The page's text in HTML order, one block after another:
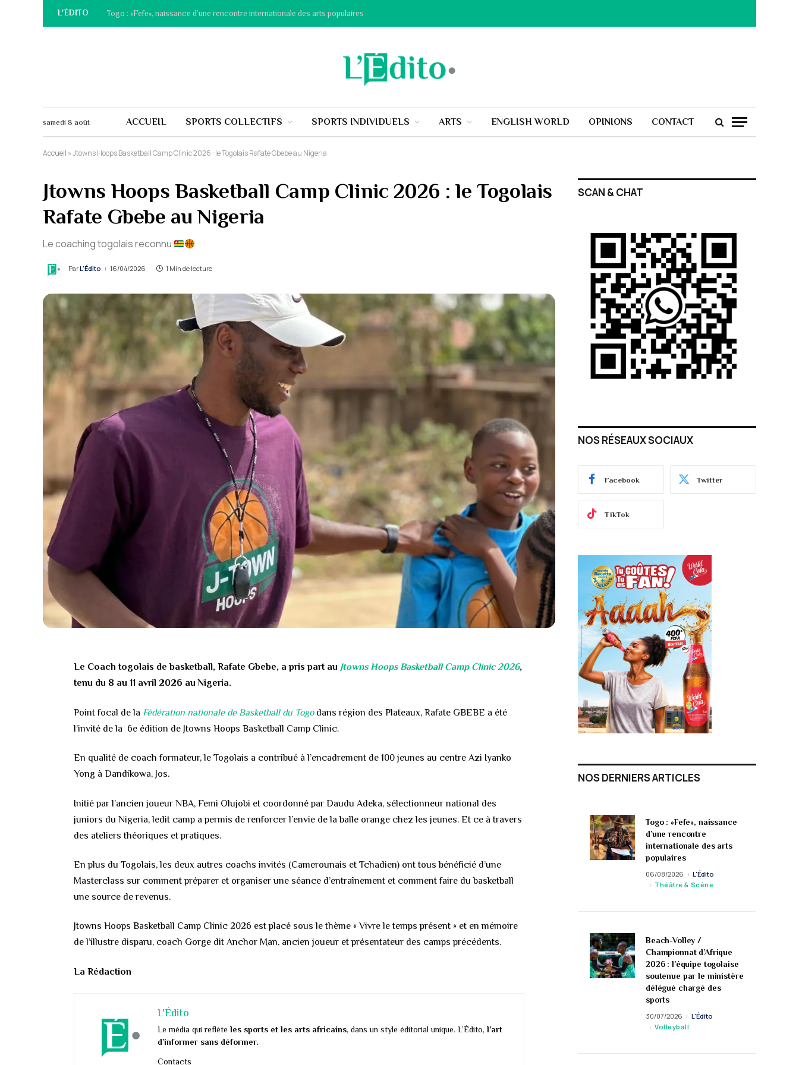
L'ÉDITO Togo : «Fefe», naissance d’une rencontre internationale des arts populaires
samedi 8 août ACCUEIL SPORTS COLLECTIFS SPORTS INDIVIDUELS ARTS ENGLISH WORLD OPINIONS CONTACT
Accueil »Jtowns Hoops Basketball Camp Clinic 2026 : le Togolais Rafate Gbebe au Nigeria
Jtowns Hoops Basketball Camp Clinic 2026 : le Togolais
Rafate Gbebe au Nigeria
Le coaching togolais reconnu
ParL'Édito 16/04/2026 1 Min de lecture
Le Coach togolais de basketball, Rafate Gbebe, a pris part au Jtowns Hoops Basketball Camp Clinic2026,
tenu du 8 au 11 avril 2026 au Nigeria.
Point focal de la Fédération nationale de Basketball du Togodans région des Plateaux, Rafate GBEBE a été
l’invité de la 6e édition de Jtowns Hoops Basketball Camp Clinic.
En qualité de coach formateur, le Togolais a contribué à l’encadrement de 100 jeunes au centre Azi Iyanko
Yong à Dandikowa, Jos.
Initié par l’ancien joueur NBA, Femi Olujobi et coordonné par Daudu Adeka, sélectionneur national des
juniors du Nigeria, ledit camp a permis de renforcer l’envie de la balle orange chez les jeunes. Et ce à travers
des ateliers théoriques et pratiques.
En plus du Togolais, les deux autres coachs invités (Camerounais et Tchadien) ont tous bénéficié d’une
Masterclass sur comment préparer et organiser une séance d’entraînement et comment faire du basketball
une source de revenus.
Jtowns Hoops Basketball Camp Clinic 2026 est placé sous le thème « Vivre le temps présent » et en mémoire
de l’illustre disparu, coach Gorge dit Anchor Man, ancien joueur et présentateur des camps précédents.
La Rédaction
L'Édito
Le média qui reflèteles sports et les arts africains, dans un style éditorial unique. L’Édito,l’art
d’informer sans déformer.
Contacts
SCAN & CHAT
NOS RÉSEAUX SOCIAUX
Facebook Twitter
TikTok
NOS DERNIERS ARTICLES
Togo : «Fefe», naissance
d’une rencontre
internationale des arts
populaires
06/08/2026
L'Édito
Théâtre & Scène
Beach-Volley /
Championnat d’Afrique
2026 : l’équipe togolaise
soutenue par le ministère
délégué chargé des
sports
30/07/2026
L'Édito
Volleyball